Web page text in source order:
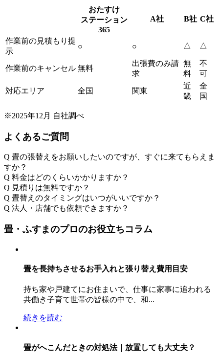
おたすけ
ステーション
365
A社 B社 C社
作業前の見積もり提
示
○ ○ △ △
作業前のキャンセル 無料
出張費のみ請
求
無
料
不
可
対応エリア 全国 関東
近
畿
全
国
※2025年12月 自社調べ
よくあるご質問
Q 畳の張替えをお願いしたいのですが、すぐに来てもらえま
すか？
Q 料金はどのくらいかかりますか？
Q 見積りは無料ですか？
Q 畳替えのタイミングはいつがいいですか？
Q 法人・店舗でも依頼できますか？
畳・ふすまのプロのお役立ちコラム
畳を長持ちさせるお手入れと張り替え費用目安
持ち家や戸建てにお住まいで、仕事に家事に追われる
共働き子育て世帯の皆様の中で、和...
続きを読む
畳がへこんだときの対処法｜放置しても大丈夫？